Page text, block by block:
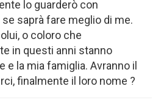
lo guarderò con
saprà fare meglio di me.
o coloro che
in questi anni stanno
e la mia famiglia. Avranno il
finalmente il loro nome ?